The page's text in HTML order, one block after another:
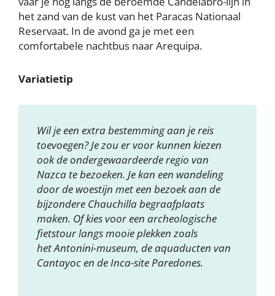
het zand van de kust van het Paracas Nationaal
Reservaat. In de avond ga je met een
comfortabele nachtbus naar Arequipa.
Variatietip
Wil je een extra bestemming aan je reis
toevoegen? Je zou er voor kunnen kiezen
ook de ondergewaardeerde regio van
Nazca te bezoeken. Je kan een wandeling
door de woestijn met een bezoek aan de
bijzondere Chauchilla begraafplaats
maken. Of kies voor een archeologische
fietstour langs mooie plekken zoals
het Antonini-museum, de aquaducten van
Cantayoc en de Inca-site Paredones.